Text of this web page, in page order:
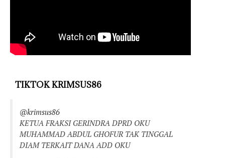
TIKTOK KRIMSUS86
@krimsus86
KETUA FRAKSI GERINDRA DPRD OKU
MUHAMMAD ABDUL GHOFUR TAK TINGGAL
DIAM TERKAIT DANA ADD OKU